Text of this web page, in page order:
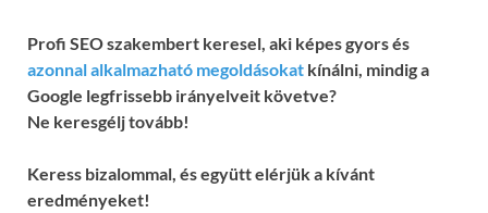
Profi SEO szakembert keresel, aki képes gyors és
azonnal alkalmazható megoldásokat kínálni, mindig a
Google legfrissebb irányelveit követve?
Ne keresgélj tovább!
Keress bizalommal, és együtt elérjük a kívánt
eredményeket!